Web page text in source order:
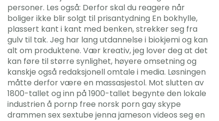
personer. Les også: Derfor skal du reagere når
boliger ikke blir solgt til prisantydning En bokhylle,
plassert kant i kant med benken, strekker seg fra
gulv til tak. Jeg har lang utdannelse i biokjemi og kan
alt om produktene. Vær kreativ, jeg lover deg at det
kan føre til større synlighet, høyere omsetning og
kanskje også redaksjonell omtale i media. Løsningen
måtte derfor være en massasjestol. Mot slutten av
1800-tallet og inn på 1900-tallet begynte den lokale
industrien å pornp free norsk porn gay skype
drammen sex sextube jenna jameson videos seg en